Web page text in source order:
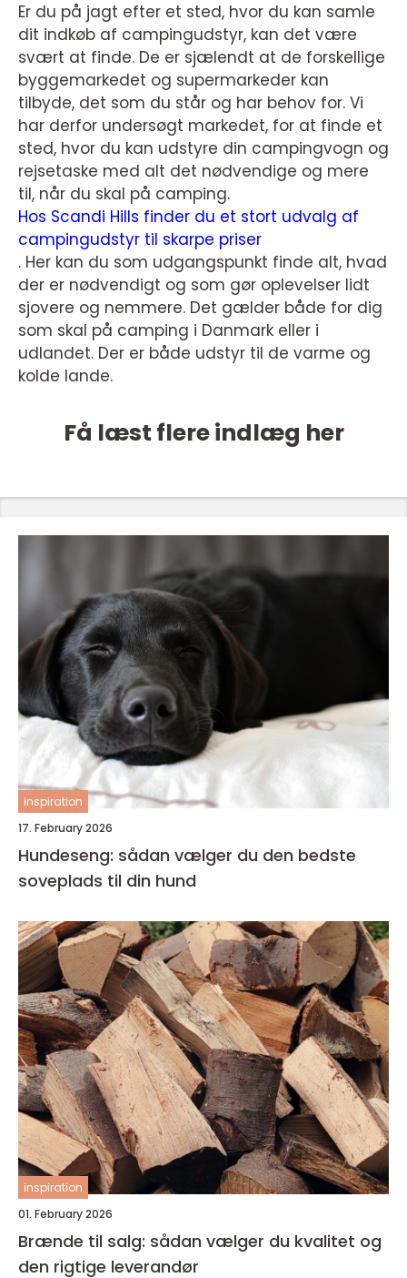
Er du på jagt efter et sted, hvor du kan samle
dit indkøb af campingudstyr, kan det være
svært at finde. De er sjælendt at de forskellige
byggemarkedet og supermarkeder kan
tilbyde, det som du står og har behov for. Vi
har derfor undersøgt markedet, for at finde et
sted, hvor du kan udstyre din campingvogn og
rejsetaske med alt det nødvendige og mere
til, når du skal på camping.
Hos Scandi Hills finder du et stort udvalg af
campingudstyr til skarpe priser
. Her kan du som udgangspunkt finde alt, hvad
der er nødvendigt og som gør oplevelser lidt
sjovere og nemmere. Det gælder både for dig
som skal på camping i Danmark eller i
udlandet. Der er både udstyr til de varme og
kolde lande.
Få læst flere indlæg her
inspiration
17. February 2026
Hundeseng: sådan vælger du den bedste
soveplads til din hund
inspiration
01. February 2026
Brænde til salg: sådan vælger du kvalitet og
den rigtige leverandør